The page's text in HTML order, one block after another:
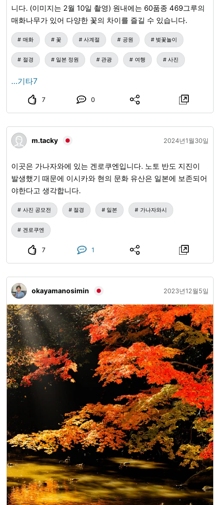
타 후쿠오(生田福翁) 제작. 「이것이야말로 정말 라쿠야키(楽
焼, raku-yaki) 가마, 고생을 모르는 후쿠(福) 노인의 손수 만
든 것이니」 「매화 피었네, 누가 가마에 고구마 두 개 넣어놨
나」 ＜야부 동백(ヤブ椿)＞ 쇼요 사후 60주년에 해당하는 헤
이세이 7년(1995) 쇼요 기일에 쇼요 생가가 있는 기후현(岐阜
tsubaki)'을 기증받아 심었습니다. ＜쇼요 서재＞ 쇼와 3년
(1928) 완성. 일본, 중국, 서양을 절충한 쇼요 자신의 설계. 탑
의 몸통, 지붕은 일본을 나타내고, 난간과 거북이 배는 중국을,
계의 비취(翡翠, 가와세미(カワセミ)) 감람나무 잎은 아이다
도미야스(會田富康) 작품. 비취는 셰익스피어의 '리어왕(キン
인의 은거처로 건축. 쇼와 9년(1934) 완성. -----------------
＜츠보우치 쇼요 묘소＞ '가이조지(海蔵寺)'…쌍시샤에서 남쪽
으로 도보 3분. 법명 '쌍시원시종소요거사(雙柹院始終逍遥居
士)' 주소／〒413-0016 시즈오카현(静岡県) 아타미시(熱海
市) 미나구치초(水口町) 11-17 전화번호／0557-86-6232 (아
타미시 평생학습과 문화교류실(평일만)) 오시는 길／ ■JR 아
타미역(熱海駅)에서 아이노하라(相の原) 방면행 버스 이용 약
10분 → 기노미야역(来宮駅) 앞에서 하차 → 도보 약 10분
토・일요일만 개관 10:00～16:00 견학 무료 주차장／없음
니다. (이미지는 2월 10일 촬영) 원내에는 60품종 469그루의
매화나무가 있어 다양한 꽃의 차이를 즐길 수 있습니다.
매화 꽃 사계절 공원 벚꽃놀이
절경 일본 정원 관광 여행 사진
…기타7
7 0
m.tacky 2024년1월30일
이곳은 가나자와에 있는 겐로쿠엔입니다. 노토 반도 지진이
발생했기 때문에 이시카와 현의 문화 유산은 일본에 보존되어
야한다고 생각합니다.
사진 공모전 절경 일본 가나자와시
겐로쿠엔
7 1
okayamanosimin 2023년12월5일